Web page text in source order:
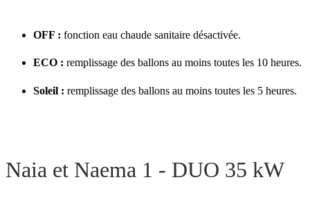
OFF : fonction eau chaude sanitaire désactivée.
ECO : remplissage des ballons au moins toutes les 10 heures.
Soleil : remplissage des ballons au moins toutes les 5 heures.
Naia et Naema 1 - DUO 35 kW